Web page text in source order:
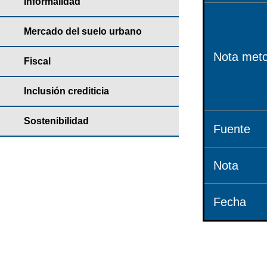
Mercado del suelo urbano
Fiscal
Inclusión crediticia
Sostenibilidad
Nota
Fuente
Nota
Fecha